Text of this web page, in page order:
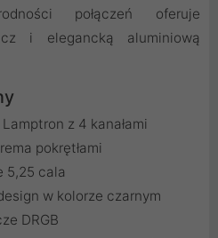
połączeń oferuje
i elegancką aluminiową
z 4 kanałami
pokrętłami
5,25 cala
w kolorze czarnym
DRGB